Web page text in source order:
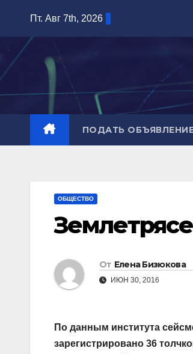
содержимому
Пт. Авг 7th, 2026
ПОДАТЬ
ОБЩЕСТВО
От Елена Бизюкова
ИЮН 30, 2016
По данным института
зарегистрировано 36